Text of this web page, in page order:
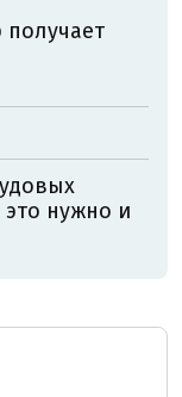
это нужно и